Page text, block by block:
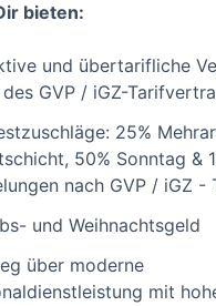
bieten:
und übertarifliche
des GVP / iGZ-
25%
50% Sonntag &
nach GVP / iGZ -
und Weihnachtsgeld
über moderne
mit